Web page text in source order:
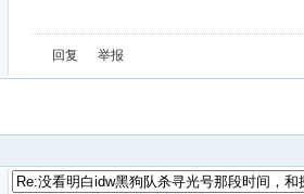
回复 举报